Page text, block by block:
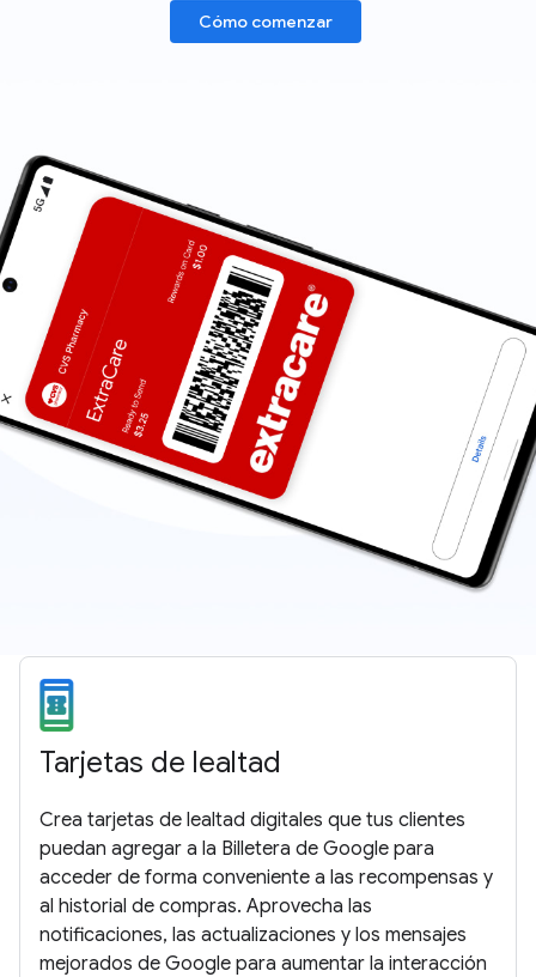
Cómo comenzar
Tarjetas de lealtad
Crea tarjetas de lealtad digitales que tus clientes
puedan agregar a la Billetera de Google para
acceder de forma conveniente a las recompensas y
al historial de compras. Aprovecha las
notificaciones, las actualizaciones y los mensajes
mejorados de Google para aumentar la interacción